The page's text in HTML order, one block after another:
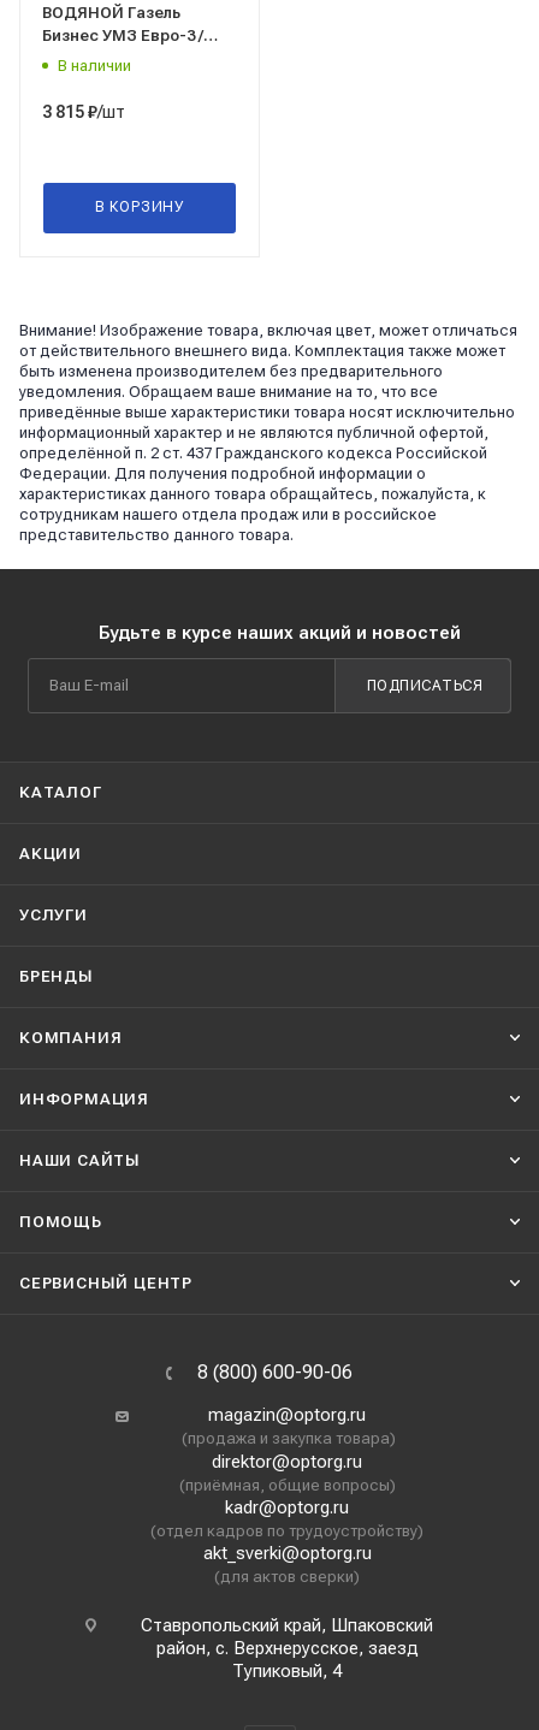
ВОДЯНОЙ Газель
Бизнес УМЗ Евро-3 /
ПЕКАР/
В наличии
3 815₽/шт
В КОРЗИНУ
Внимание! Изображение товара, включая цвет, может отличаться
от действительного внешнего вида. Комплектация также может
быть изменена производителем без предварительного
уведомления. Обращаем ваше внимание на то, что все
приведённые выше характеристики товара носят исключительно
информационный характер и не являются публичной офертой,
определённой п. 2 ст. 437 Гражданского кодекса Российской
Федерации. Для получения подробной информации о
характеристиках данного товара обращайтесь, пожалуйста, к
сотрудникам нашего отдела продаж или в российское
представительство данного товара.
Будьте в курсе наших акций и новостей
ПОДПИСАТЬСЯ
КАТАЛОГ
АКЦИИ
УСЛУГИ
БРЕНДЫ
КОМПАНИЯ
ИНФОРМАЦИЯ
НАШИ CАЙТЫ
ПОМОЩЬ
СЕРВИСНЫЙ ЦЕНТР
8 (800) 600-90-06
magazin@optorg.ru
(продажа и закупка товара)
direktor@optorg.ru
(приёмная, общие вопросы)
kadr@optorg.ru
(отдел кадров по трудоустройству)
akt_sverki@optorg.ru
(для актов сверки)
Ставропольский край, Шпаковский
район, с. Верхнерусское, заезд
Тупиковый, 4